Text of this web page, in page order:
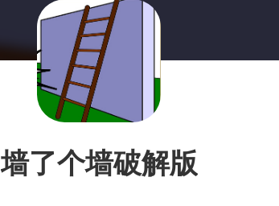
墙了个墙破解版